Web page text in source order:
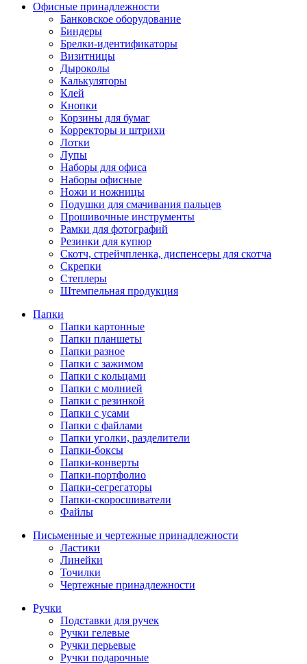
Офисные принадлежности
Банковское оборудование
Биндеры
Брелки-идентификаторы
Визитницы
Дыроколы
Калькуляторы
Клей
Кнопки
Корзины для бумаг
Корректоры и штрихи
Лотки
Лупы
Наборы для офиса
Наборы офисные
Ножи и ножницы
Подушки для смачивания пальцев
Прошивочные инструменты
Рамки для фотографий
Резинки для купюр
Скотч, стрейчпленка, диспенсеры для скотча
Скрепки
Степлеры
Штемпельная продукция
Папки
Папки картонные
Папки планшеты
Папки разное
Папки с зажимом
Папки с кольцами
Папки с молнией
Папки с резинкой
Папки с усами
Папки с файлами
Папки уголки, разделители
Папки-боксы
Папки-конверты
Папки-портфолио
Папки-сегрегаторы
Папки-скоросшиватели
Файлы
Письменные и чертежные принадлежности
Ластики
Линейки
Точилки
Чертежные принадлежности
Ручки
Подставки для ручек
Ручки гелевые
Ручки перьевые
Ручки подарочные